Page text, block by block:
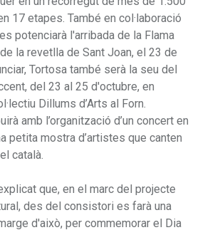
17 etapes. També en col·laboració
potenciarà l'arribada de la Flama
la revetlla de Sant Joan, el 23 de
Tortosa també serà la seu del
del 23 al 25 d'octubre, en
Dillums d’Arts al Forn.
amb l’organització d’un concert en
petita mostra d’artistes que canten
català.
que, en el marc del projecte
des del consistori es farà una
d'això, per commemorar el Dia